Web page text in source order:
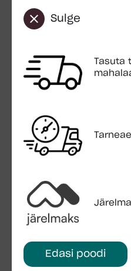
Sulge
Tasuta
Edasi poodi
Viiluseina kõrgus: 239.4
Katuse pindala: 17.18 m2
Katusekalle: 1.9°
1 x 2041 x 2026 mm
1 x 835 x 1957 mm
Aken: 2 x 1003 x 2026 mm
245x118x41 cm 420 kg
SKU:-
Kategooriad:Aiamajad